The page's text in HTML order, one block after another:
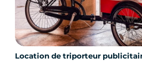
Location de triporteur